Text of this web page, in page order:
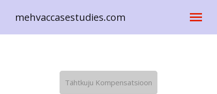
mehvaccasestudies.com
Tähtkuju Kompensatsioon